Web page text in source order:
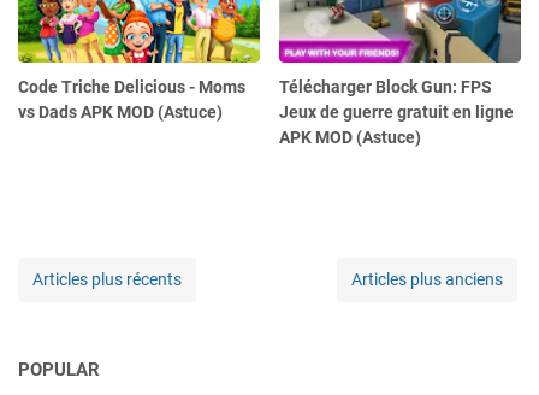
Code Triche Delicious - Moms
vs Dads APK MOD (Astuce)
Télécharger Block Gun: FPS
Jeux de guerre gratuit en ligne
APK MOD (Astuce)
Articles plus récents Articles plus anciens
POPULAR